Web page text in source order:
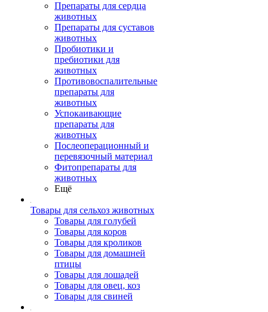
Препараты для сердца
животных
Препараты для суставов
животных
Пробиотики и
пребиотики для
животных
Противовоспалительные
препараты для
животных
Успокаивающие
препараты для
животных
Послеоперационный и
перевязочный материал
Фитопрепараты для
животных
Ещё
Товары для сельхоз животных
Товары для голубей
Товары для коров
Товары для кроликов
Товары для домашней
птицы
Товары для лошадей
Товары для овец, коз
Товары для свиней